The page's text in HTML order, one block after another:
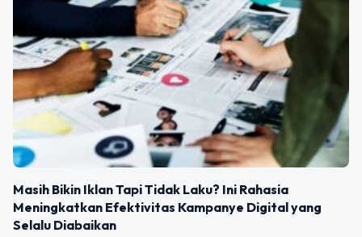
Masih Bikin Iklan Tapi Tidak Laku? Ini Rahasia
Meningkatkan Efektivitas Kampanye Digital yang
Selalu Diabaikan